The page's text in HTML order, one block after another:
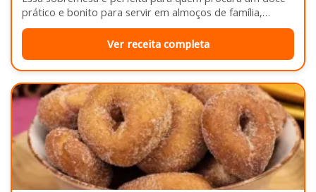
prático e bonito para servir em almoços de família,
aniversários ou…
Ver receita completa